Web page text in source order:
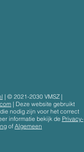
| © 2021-2030 VMSZ |
| Deze website gebruikt
nodig zijn voor het correct
informatie bekijk de Privacy-
of Algemeen